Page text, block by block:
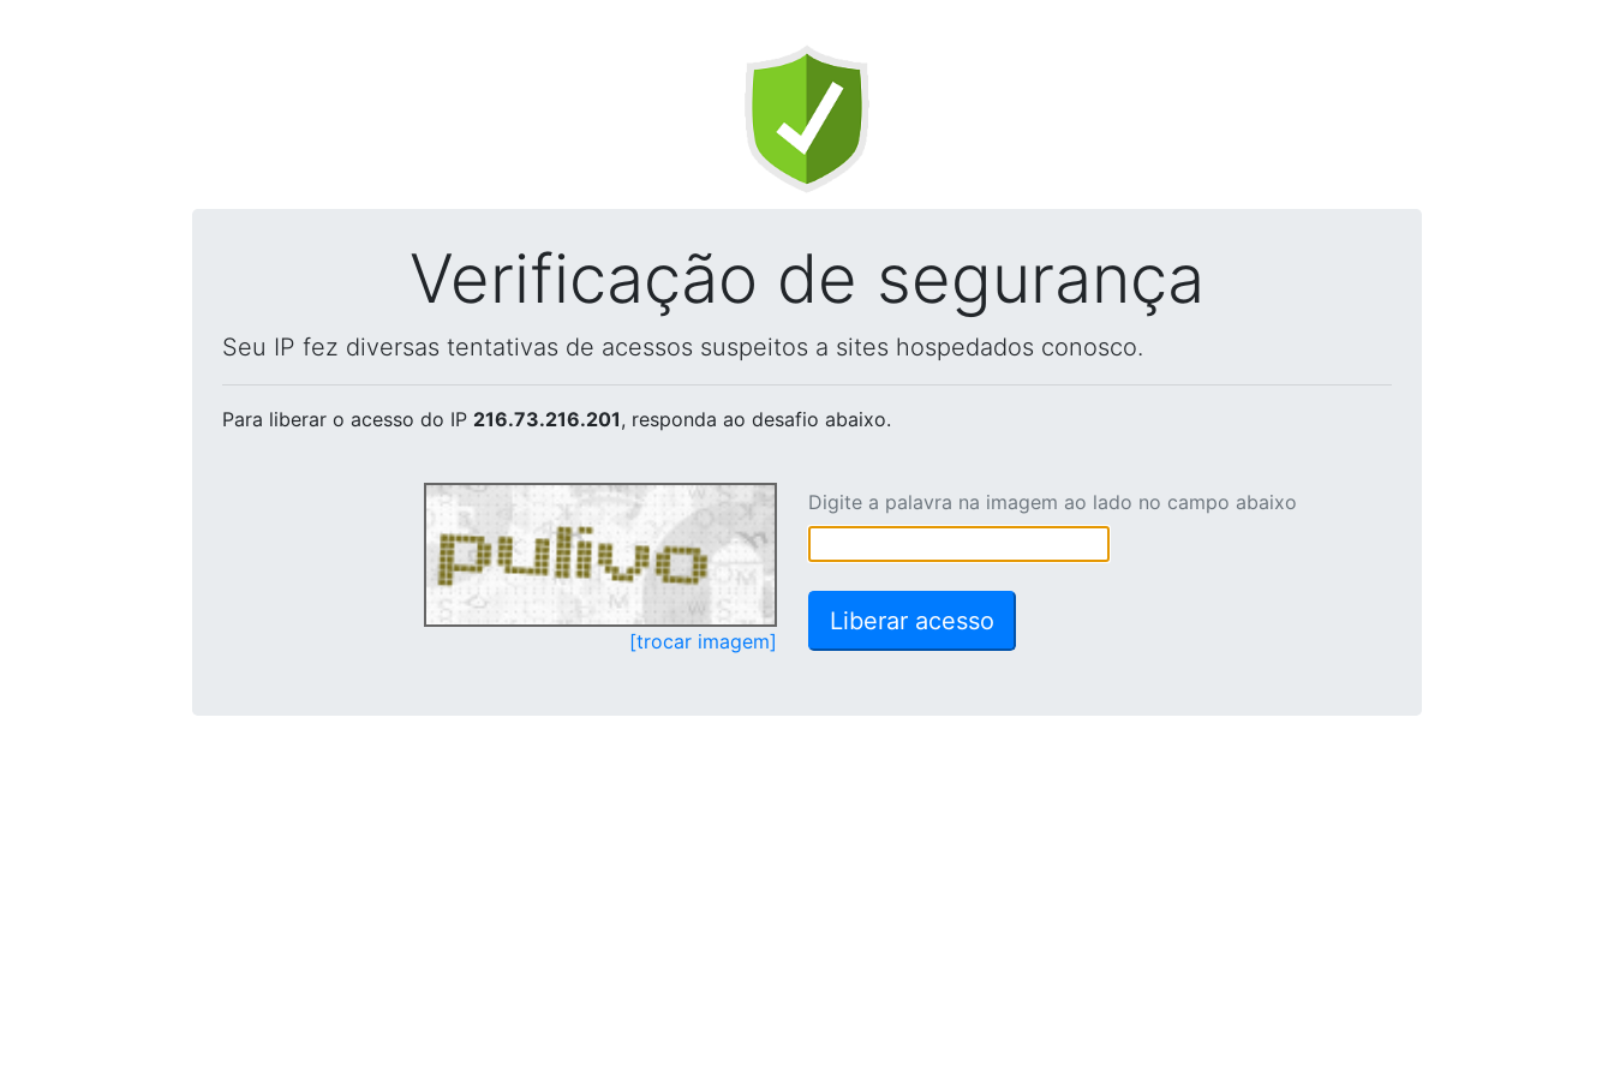
Verificação de segurança
Seu IP fez diversas tentativas de acessos suspeitos a sites hospedados conosco.
Para liberar o acesso do IP 216.73.216.201, responda ao desafio abaixo.
[trocar imagem]
Digite a palavra na imagem ao lado no campo abaixo